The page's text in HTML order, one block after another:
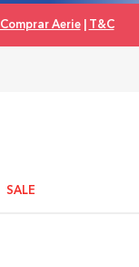
Comprar Aerie| T&C
SALE